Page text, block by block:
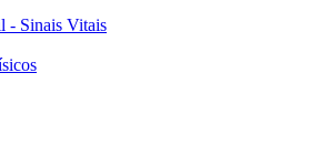
- Sinais Vitais